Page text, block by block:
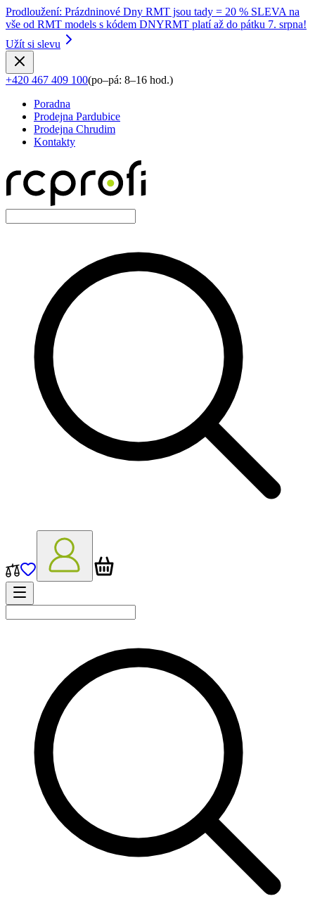
Prodloužení: Prázdninové Dny RMT jsou tady = 20 % SLEVA na
vše od RMT models s kódem DNYRMT platí až do pátku 7. srpna!
Užít si slevu
+420 467 409 100(po–pá: 8–16 hod.)
Poradna
Prodejna Pardubice
Prodejna Chrudim
Kontakty